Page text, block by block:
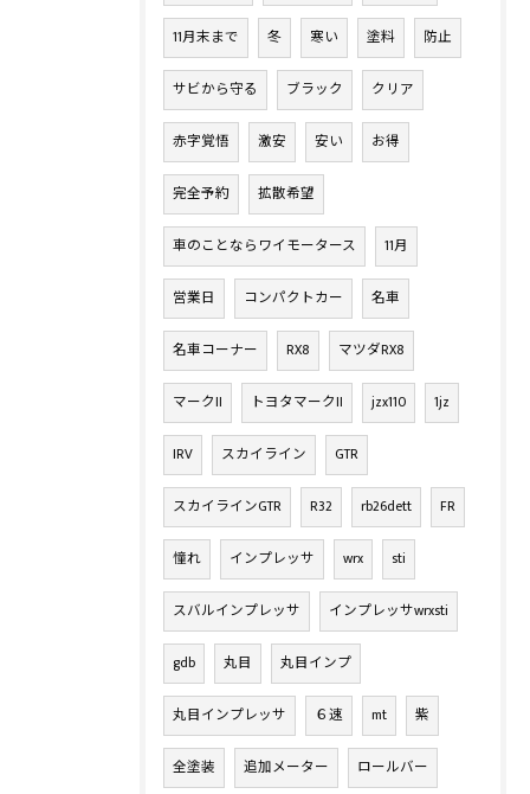
11月末まで 冬 寒い 塗料 防止
サビから守る ブラック クリア
赤字覚悟 激安 安い お得
完全予約 拡散希望
車のことならワイモータース 11月
営業日 コンパクトカー 名車
名車コーナー RX8 マツダRX8
マークII トヨタマークII jzx110 1jz
IRV スカイライン GTR
スカイラインGTR R32 rb26dett FR
憧れ インプレッサ wrx sti
スバルインプレッサ インプレッサwrxsti
gdb 丸目 丸目インプ
丸目インプレッサ ６速 mt 紫
全塗装 追加メーター ロールバー